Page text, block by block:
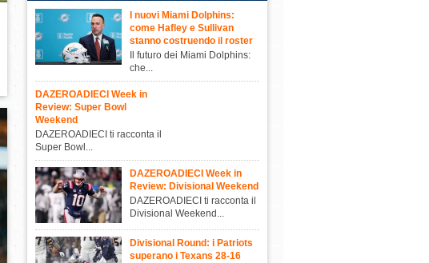
I nuovi Miami Dolphins:
come Hafley e Sullivan
stanno costruendo il roster
Il futuro dei Miami Dolphins:
che...
DAZEROADIECI Week in
Review: Super Bowl
Weekend
DAZEROADIECI ti racconta il
Super Bowl...
DAZEROADIECI Week in
Review: Divisional Weekend
DAZEROADIECI ti racconta il
Divisional Weekend...
Divisional Round: i Patriots
superano i Texans 28-16